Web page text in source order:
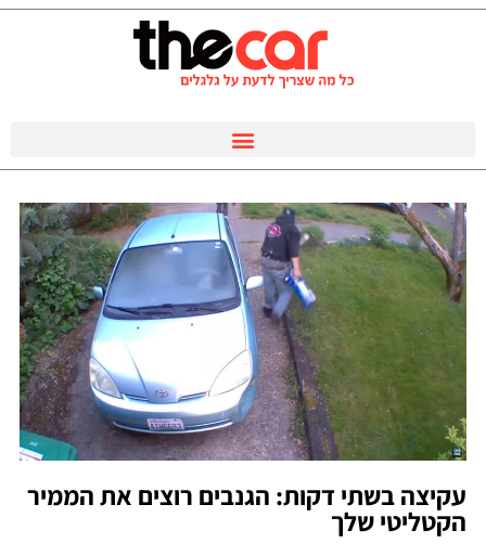
עקיצה בשתי דקות: הגנבים רוצים את הממיר
הקטליטי שלך